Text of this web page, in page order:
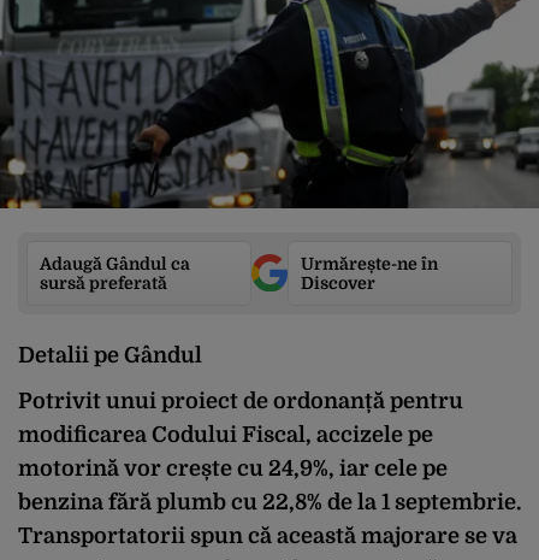
Adaugă Gândul ca
sursă preferată
Urmărește-ne în
Discover
Detalii pe Gândul
Potrivit unui proiect de ordonanță pentru
modificarea Codului Fiscal, accizele pe
motorină vor crește cu 24,9%, iar cele pe
benzina fără plumb cu 22,8% de la 1 septembrie.
Transportatorii spun că această majorare se va